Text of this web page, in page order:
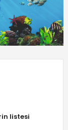
listesi